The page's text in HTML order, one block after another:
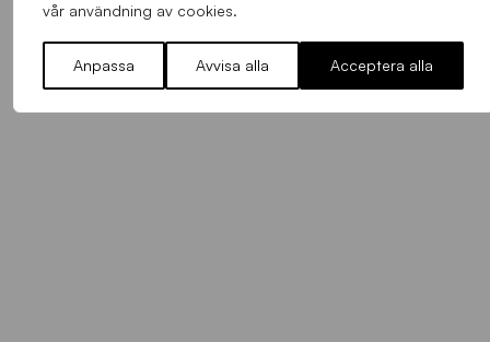
vår användning av cookies.
Anpassa Avvisa alla Acceptera alla
a